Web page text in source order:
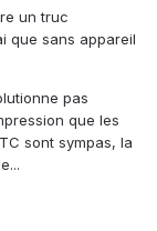
un truc
que sans appareil
pas
que les
sont sympas, la